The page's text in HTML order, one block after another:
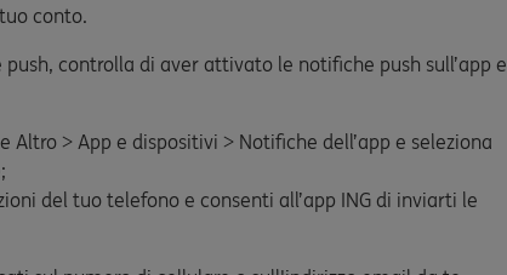
conto.
controlla di aver attivato le notifiche push sull’app e
Altro > App e dispositivi > Notifiche dell’app e seleziona
del tuo telefono e consenti all’app ING di inviarti le